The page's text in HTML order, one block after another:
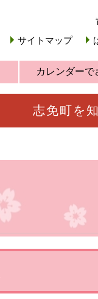
サイトマップ
カレンダーで
志免町を